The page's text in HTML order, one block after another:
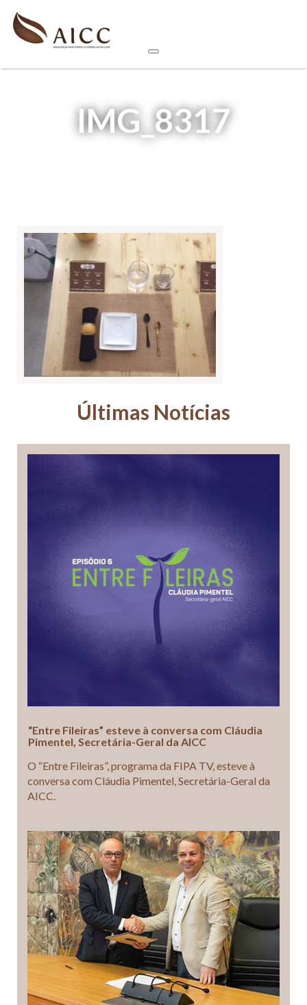
IMG_8317
Últimas Notícias
“Entre Fileiras” esteve à conversa com Cláudia
Pimentel, Secretária-Geral da AICC
O “Entre Fileiras”, programa da FIPA TV, esteve à
conversa com Cláudia Pimentel, Secretária-Geral da
AICC.